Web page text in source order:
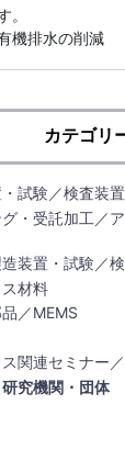
カテゴリ
試験／検査装
・受託加工／
装置・試験／
材料
／MEMS
関連セミナー
究機関・団体
。
機排水の削減